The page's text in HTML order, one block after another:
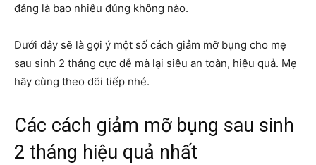
đáng là bao nhiêu đúng không nào.
Dưới đây sẽ là gợi ý một số cách giảm mỡ bụng cho mẹ
sau sinh 2 tháng cực dễ mà lại siêu an toàn, hiệu quả. Mẹ
hãy cùng theo dõi tiếp nhé.
Các cách giảm mỡ bụng sau sinh
2 tháng hiệu quả nhất